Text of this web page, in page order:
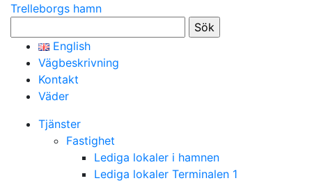
Trelleborgs hamn
efter:
English
Vägbeskrivning
Kontakt
Väder
Tjänster
Fastighet
Lediga lokaler i hamnen
Lediga lokaler Terminalen 1